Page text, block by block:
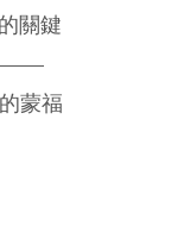
關鍵
——
蒙福